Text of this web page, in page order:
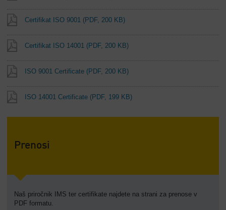
Certifikat ISO 9001 (PDF, 200 KB)
Certifikat ISO 14001 (PDF, 200 KB)
ISO 9001 Certificate (PDF, 200 KB)
ISO 14001 Certificate (PDF, 199 KB)
Prenosi
Naš priročnik IMS ter certifikate najdete na strani za prenose v
PDF formatu.